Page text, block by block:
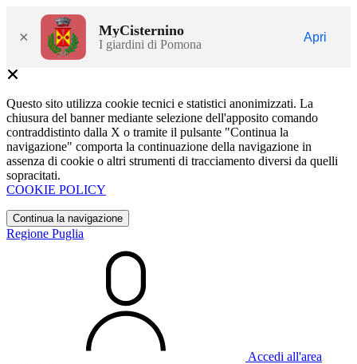
× MyCisternino
I giardini di Pomona
Apri
Questo sito utilizza cookie tecnici e statistici anonimizzati. La
chiusura del banner mediante selezione dell'apposito comando
contraddistinto dalla X o tramite il pulsante "Continua la
navigazione" comporta la continuazione della navigazione in
assenza di cookie o altri strumenti di tracciamento diversi da quelli
sopracitati.
COOKIE POLICY
Continua la navigazione
Regione Puglia
Accedi all'area